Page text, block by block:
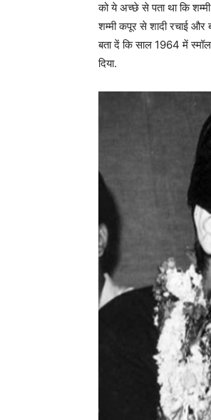
को ये अच्छे से पता था कि
शम्मी कपूर से शादी रचाई और
बता दें कि साल 1964 में
दिया.